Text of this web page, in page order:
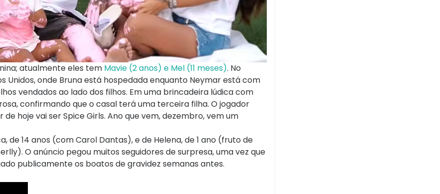
atualmente eles tem Mavie (2 anos) e Mel (11 meses). No
Unidos, onde Bruna está hospedada enquanto Neymar está com
vendados ao lado dos filhos. Em uma brincadeira lúdica com
confirmando que o casal terá uma terceira filha. O jogador
hoje vai ser Spice Girls. Ano que vem, dezembro, vem um
de 14 anos (com Carol Dantas), e de Helena, de 1 ano (fruto de
O anúncio pegou muitos seguidores de surpresa, uma vez que
publicamente os boatos de gravidez semanas antes.